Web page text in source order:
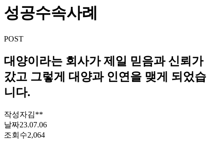
성공수속사례
POST
대양이라는 회사가 제일 믿음과 신뢰가
갔고 그렇게 대양과 인연을 맺게 되었습
니다.
작성자김**
날짜23.07.06
조회수2,064